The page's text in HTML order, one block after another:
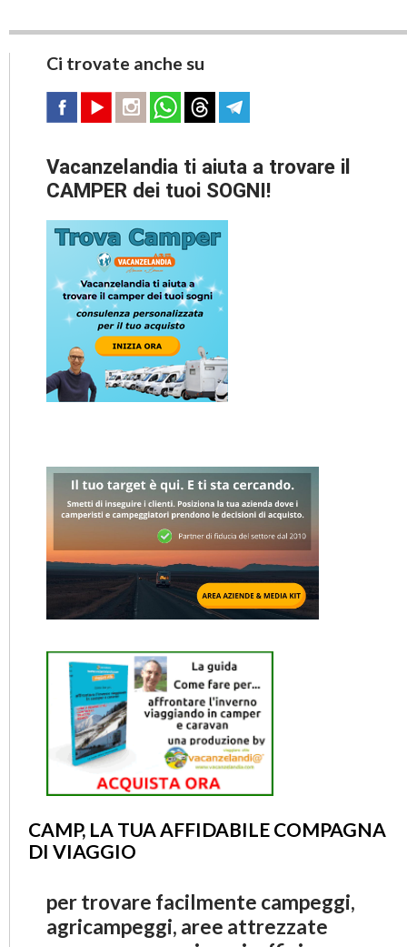
Ci trovate anche su
Vacanzelandia ti aiuta a trovare il
CAMPER dei tuoi SOGNI!
CAMP, LA TUA AFFIDABILE COMPAGNA
DI VIAGGIO
per trovare facilmente campeggi,
agricampeggi, aree attrezzate